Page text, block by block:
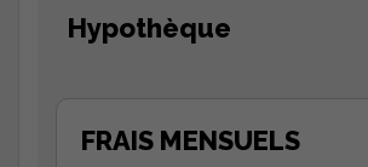
Hypothèque
FRAIS MENSUELS